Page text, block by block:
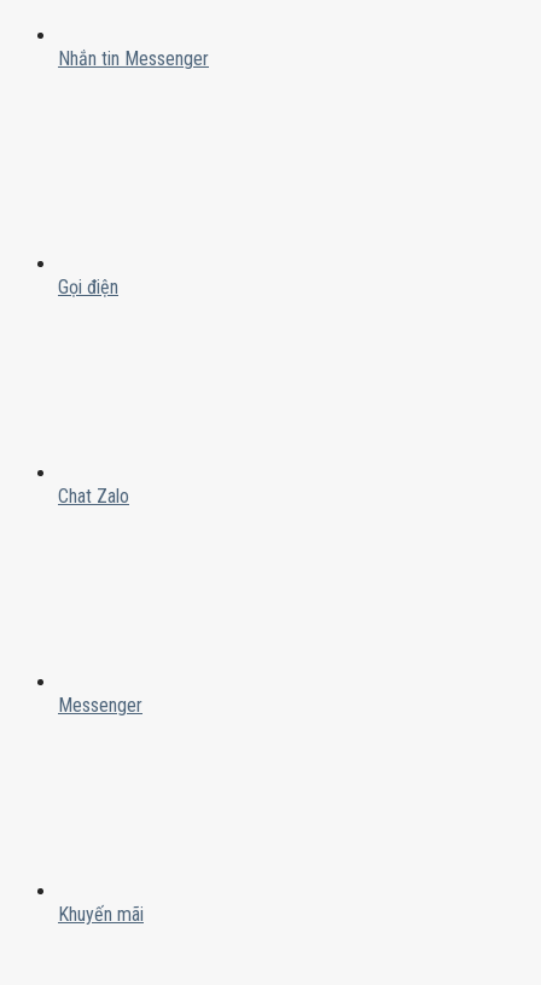
Nhắn tin Messenger
Gọi điện
Chat Zalo
Messenger
Khuyến mãi